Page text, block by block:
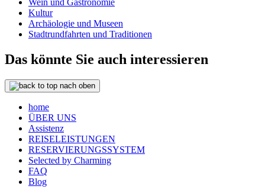
Wein und Gastronomie
Kultur
Archäologie und Museen
Stadtrundfahrten und Traditionen
Das könnte Sie auch interessieren
nach oben
home
ÜBER UNS
Assistenz
REISELEISTUNGEN
RESERVIERUNGSSYSTEM
Selected by Charming
FAQ
Blog